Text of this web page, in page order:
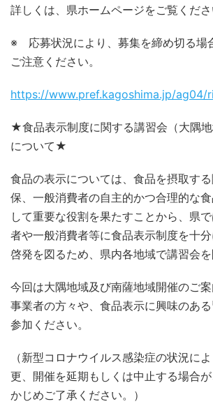
詳しくは、県ホームページをご覧くださ
※ 応募状況により、募集を締め切る場
ご注意ください。
https://www.pref.kagoshima.jp/ag04/
★食品表示制度に関する講習会（大隅地
について★
食品の表示については、食品を摂取す
保、一般消費者の自主的かつ合理的な
して重要な役割を果たすことから、県
者や一般消費者等に食品表示制度を十分
啓発を図るため、県内各地域で講習会を
今回は大隅地域及び南薩地域開催のご
事業者の方々や、食品表示に興味のあ
参加ください。
（新型コロナウイルス感染症の状況に
更、開催を延期もしくは中止する場合
かじめご了承ください。）